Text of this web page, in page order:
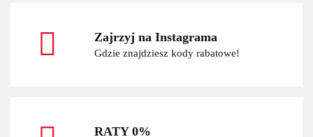
Zajrzyj na Instagrama
Gdzie znajdziesz kody rabatowe!
RATY 0%